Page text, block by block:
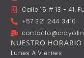
Calle 15 # 13 - 41,
+57 321 244 3410
NUESTRO HORARIO
Lunes A ‎Viernes